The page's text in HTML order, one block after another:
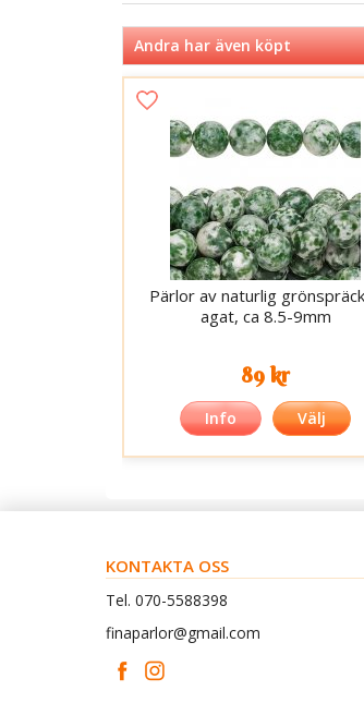
Andra har även köpt
Pärlor av naturlig
agat, ca 8.5-9mm
89 kr
Info Välj
KONTAKTA OSS
Tel. 070-5588398
finaparlor@gmail.com